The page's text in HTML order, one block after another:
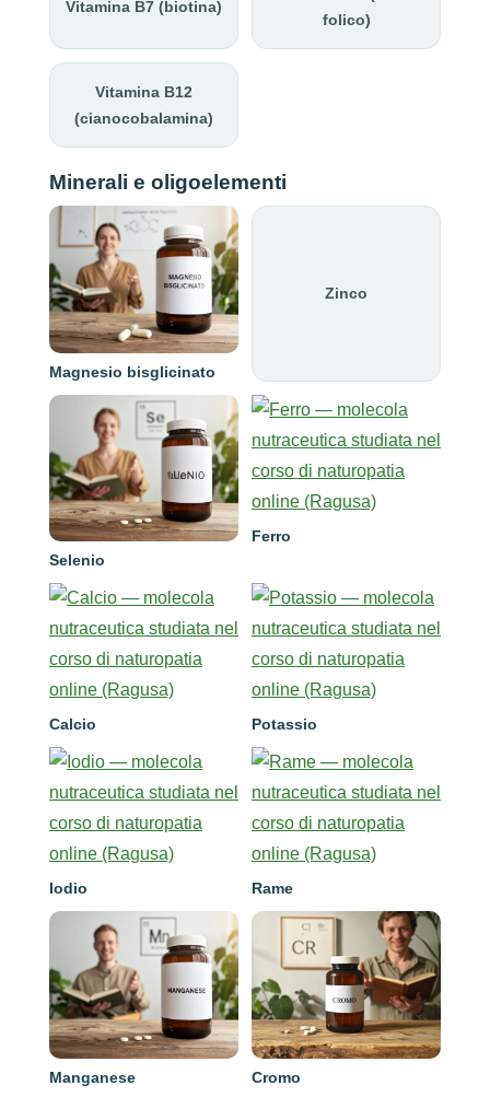
Vitamina B7 (biotina)
folico)
Vitamina B12
(cianocobalamina)
Minerali e oligoelementi
Magnesio bisglicinato
Zinco
Selenio
Ferro
Calcio Potassio
Iodio Rame
Manganese Cromo